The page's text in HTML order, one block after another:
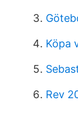
Köpa
Rev